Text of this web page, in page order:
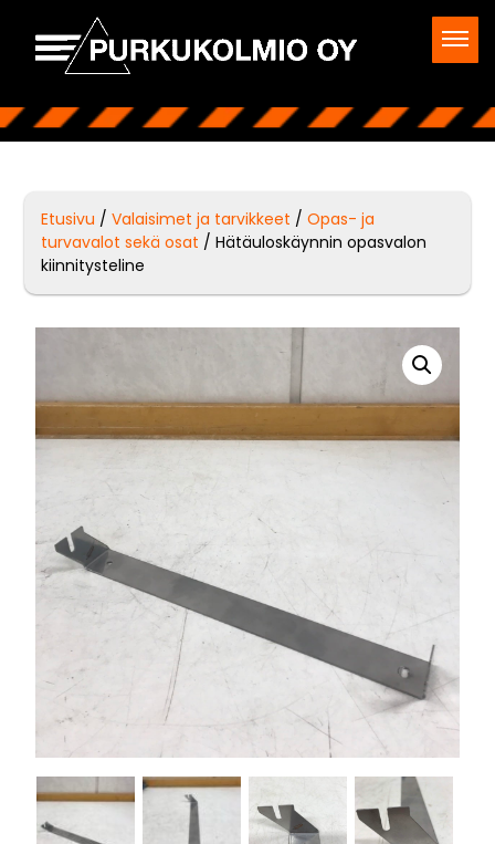
Etusivu /Valaisimet ja tarvikkeet /Opas- ja
turvavalot sekä osat / Hätäuloskäynnin opasvalon
kiinnitysteline